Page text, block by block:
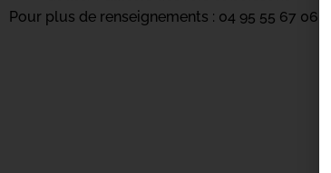
Pour plus de renseignements : 04 95 55 67 06